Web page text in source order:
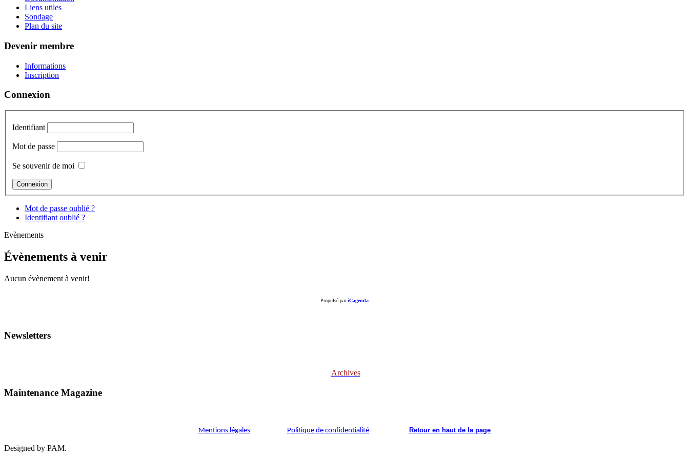
Liens utiles
Sondage
Plan du site
Devenir membre
Informations
Inscription
Connexion
Identifiant
Mot de passe
Se souvenir de moi
Mot de passe oublié ?
Identifiant oublié ?
Evènements
Évènements à venir
Aucun évènement à venir!
Propulsé pariCagenda
Newsletters
Archives
Maintenance Magazine
Mentions légales Politique de confidentialité Retour en haut de la page
Designed by PAM.